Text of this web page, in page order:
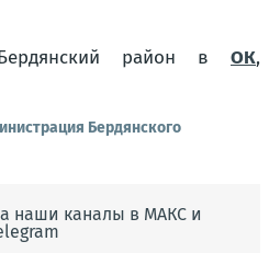
район в ОК,
Бердянского
наши каналы в МАКС и